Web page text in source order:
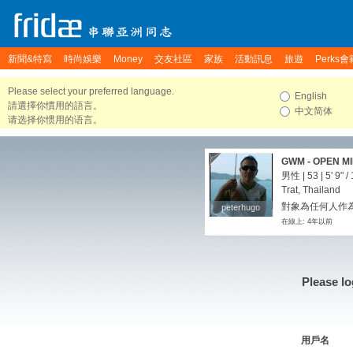
新聞&特寫 時尚娛樂 Money 交友社區 家族 活動訊息 旅遊 Perks會
Please select your preferred language.
請選擇你慣用的語言。
请选择你惯用的语言。
English
中文简体
peterhugo
peterhugo
GWM - OPEN
男性 | 53 | 5' 9" /
Trat, Thailand
對象為任何人作
在線上: 4年以前
Please
用戶名